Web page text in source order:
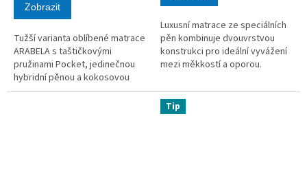
Zobrazit
Tužší varianta oblíbené matrace
ARABELA s taštičkovými
pružinami Pocket, jedinečnou
hybridní pěnou a kokosovou
deskou na obou stranách.
Luxusní matrace ze speciálních
pěn kombinuje dvouvrstvou
konstrukci pro ideální vyvážení
mezi měkkostí a oporou.
Tip